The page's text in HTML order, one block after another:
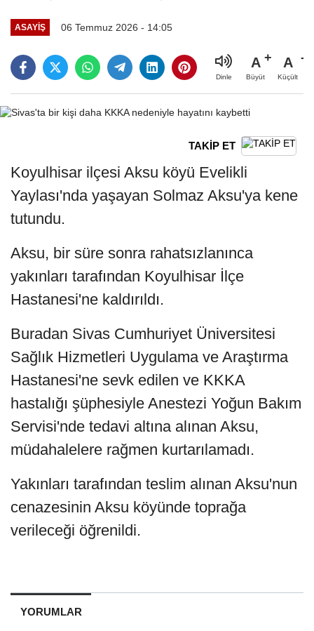
ASAYIŞ 06 Temmuz 2026 - 14:05
Dinle
A
Büyüt
A
Küçült
TAKİP ET
Koyulhisar ilçesi Aksu köyü Evelikli
Yaylası'nda yaşayan Solmaz Aksu'ya kene
tutundu.
Aksu, bir süre sonra rahatsızlanınca
yakınları tarafından Koyulhisar İlçe
Hastanesi'ne kaldırıldı.
Buradan Sivas Cumhuriyet Üniversitesi
Sağlık Hizmetleri Uygulama ve Araştırma
Hastanesi'ne sevk edilen ve KKKA
hastalığı şüphesiyle Anestezi Yoğun Bakım
Servisi'nde tedavi altına alınan Aksu,
müdahalelere rağmen kurtarılamadı.
Yakınları tarafından teslim alınan Aksu'nun
cenazesinin Aksu köyünde toprağa
verileceği öğrenildi.
YORUMLAR